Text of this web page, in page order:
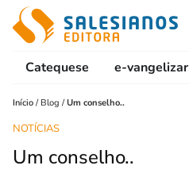
Catequese e-vangelizar
Início / Blog /Um conselho..
NOTÍCIAS
Um conselho..